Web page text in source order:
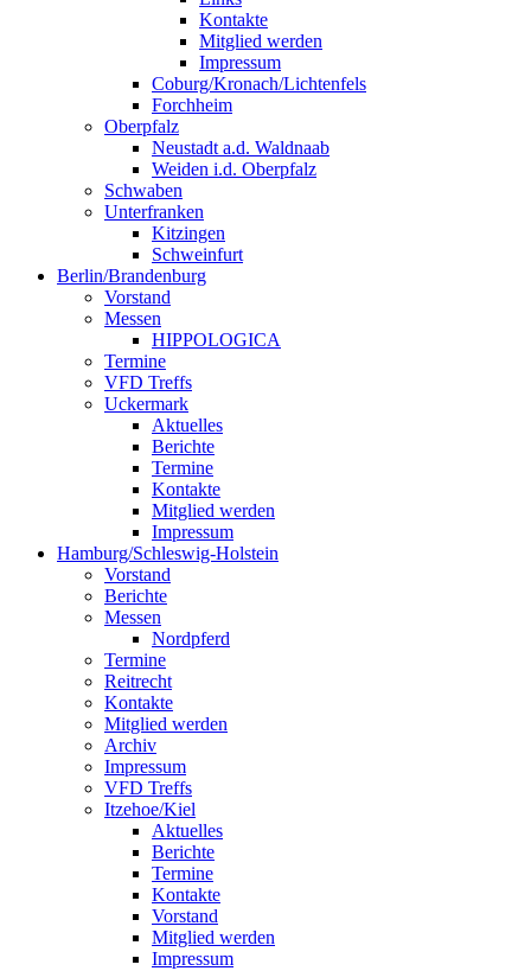
Kontakte
Mitglied werden
Impressum
Coburg/Kronach/Lichtenfels
Forchheim
Oberpfalz
Neustadt a.d. Waldnaab
Weiden i.d. Oberpfalz
Schwaben
Unterfranken
Kitzingen
Schweinfurt
Berlin/Brandenburg
Vorstand
Messen
HIPPOLOGICA
Termine
VFD Treffs
Uckermark
Aktuelles
Berichte
Termine
Kontakte
Mitglied werden
Impressum
Hamburg/Schleswig-Holstein
Vorstand
Berichte
Messen
Nordpferd
Termine
Reitrecht
Kontakte
Mitglied werden
Archiv
Impressum
VFD Treffs
Itzehoe/Kiel
Aktuelles
Berichte
Termine
Kontakte
Vorstand
Mitglied werden
Impressum